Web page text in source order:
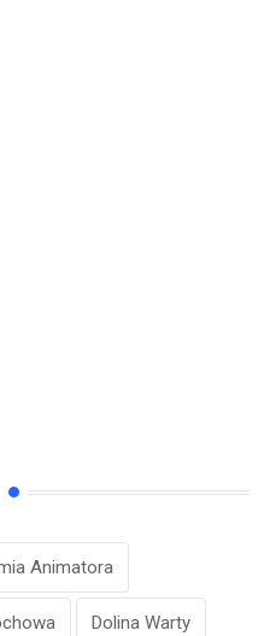
Animatora
Dolina Warty